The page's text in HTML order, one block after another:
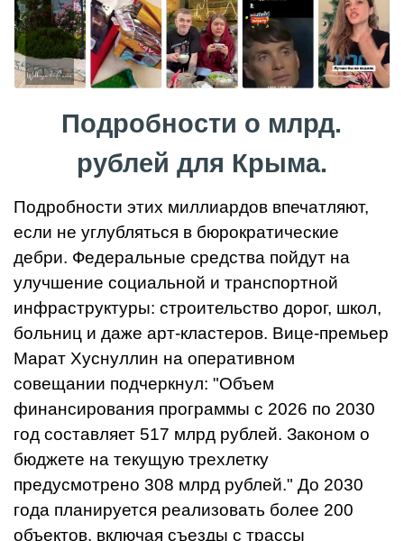
Подробности о млрд.
рублей для Крыма.
Подробности этих миллиардов впечатляют,
если не углубляться в бюрократические
дебри. Федеральные средства пойдут на
улучшение социальной и транспортной
инфраструктуры: строительство дорог, школ,
больниц и даже арт-кластеров. Вице-премьер
Марат Хуснуллин на оперативном
совещании подчеркнул: "Объем
финансирования программы с 2026 по 2030
год составляет 517 млрд рублей. Законом о
бюджете на текущую трехлетку
предусмотрено 308 млрд рублей." До 2030
года планируется реализовать более 200
объектов, включая съезды с трассы